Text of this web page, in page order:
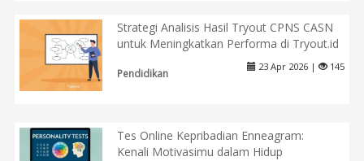
Strategi Analisis Hasil Tryout CPNS CASN
untuk Meningkatkan Performa di Tryout.id
Pendidikan
23 Apr 2026 | 145
Tes Online Kepribadian Enneagram:
Kenali Motivasimu dalam Hidup